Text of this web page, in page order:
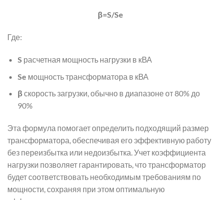
β=S/Se
Где:
S расчетная мощность нагрузки в кВА
Se мощность трансформатора в кВА
βскорость загрузки, обычно в диапазоне от 80% до
90%
Эта формула помогает определить подходящий размер
трансформатора, обеспечивая его эффективную работу
без переизбытка или недоизбытка. Учет коэффициента
нагрузки позволяет гарантировать, что трансформатор
будет соответствовать необходимым требованиям по
мощности, сохраняя при этом оптимальную